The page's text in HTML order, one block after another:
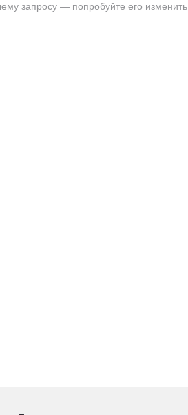
запросу — попробуйте его изменить.